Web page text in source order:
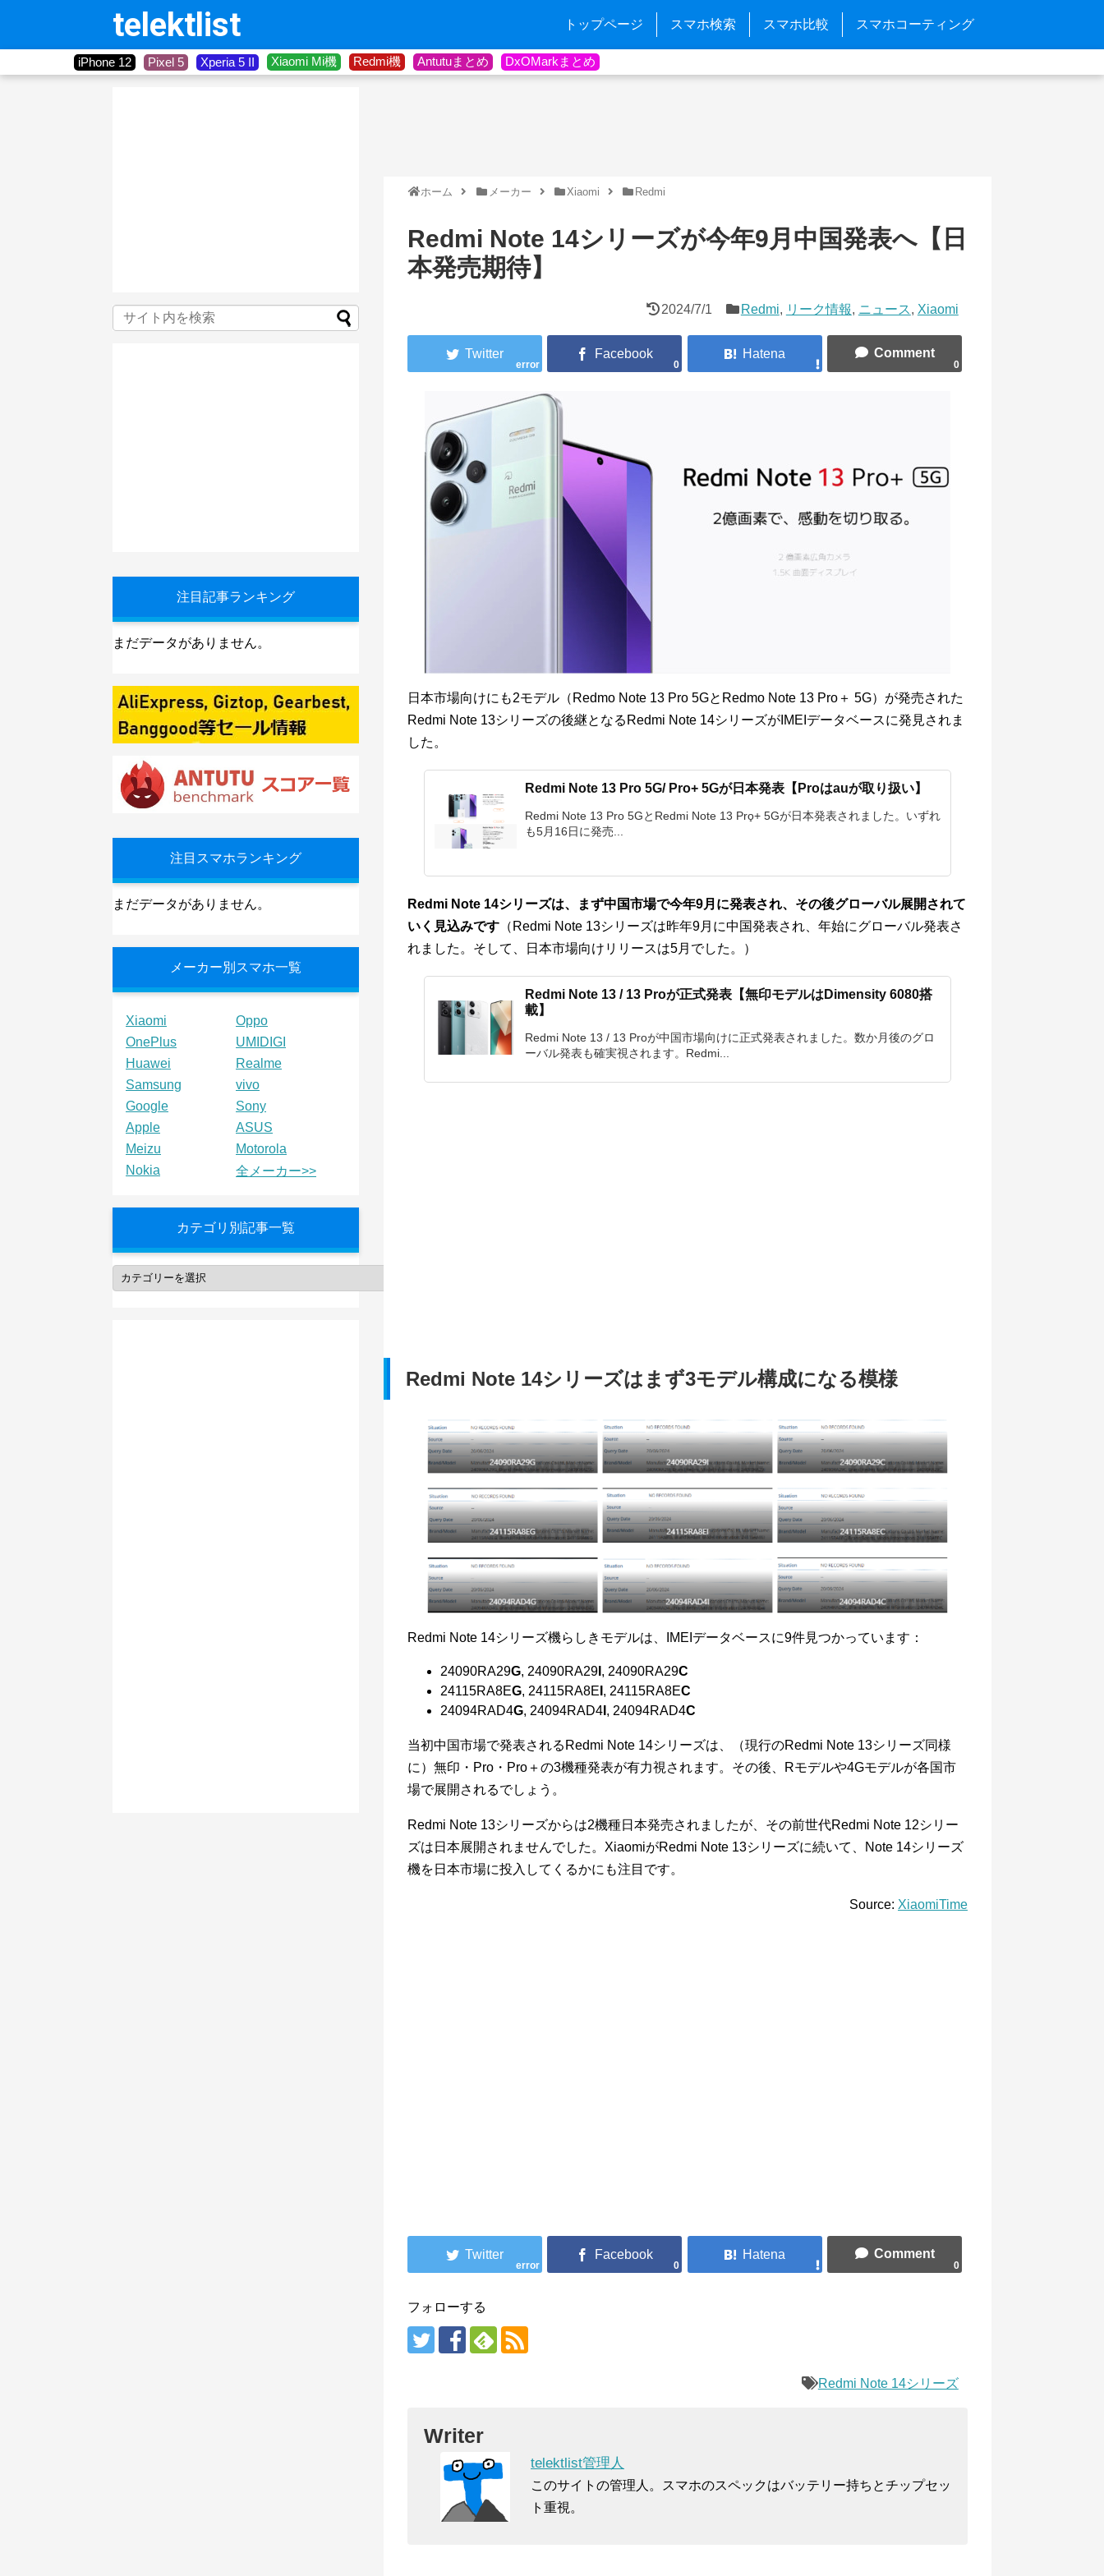
telektlist トップページ スマホ検索 スマホ比較 スマホコーティング
iPhone 12 Pixel 5 Xperia 5 II Xiaomi Mi機 Redmi機 Antutuまとめ DxOMarkまとめ
ホーム メーカー Xiaomi Redmi
Redmi Note 14シリーズが今年9月中国発表へ【日
本発売期待】
2024/7/1 Redmi, リーク情報, ニュース, Xiaomi
error 0 0
日本市場向けにも2モデル（Redmo Note 13 Pro 5GとRedmo Note 13 Pro＋ 5G）が発売された
Redmi Note 13シリーズの後継となるRedmi Note 14シリーズがIMEIデータベースに発見されま
した。
Redmi Note 13 Pro 5G/ Pro+ 5Gが日本発表【Proはauが取り扱い】
Redmi Note 13 Pro 5GとRedmi Note 13 Pro̟+ 5Gが日本発表されました。いずれ
も5月16日に発売...
Redmi Note 14シリーズは、まず中国市場で今年9月に発表され、その後グローバル展開されて
いく見込みです （Redmi Note 13シリーズは昨年9月に中国発表され、年始にグローバル発表さ
れました。そして、日本市場向けリリースは5月でした。）
Redmi Note 13 / 13 Proが正式発表【無印モデルはDimensity 6080搭
載】
Redmi Note 13 / 13 Proが中国市場向けに正式発表されました。数か月後のグロ
ーバル発表も確実視されます。Redmi...
Redmi Note 14シリーズはまず3モデル構成になる模様
Redmi Note 14シリーズ機らしきモデルは、IMEIデータベースに9件見つかっています：
24090RA29G, 24090RA29 , 24090RA29C
24115RA8EG, 24115RA8E , 24115RA8EC
24094RAD4G, 24094RAD4 , 24094RAD4C
当初中国市場で発表されるRedmi Note 14シリーズは、（現行のRedmi Note 13シリーズ同様
に）無印・Pro・Pro＋の3機種発表が有力視されます。その後、Rモデルや4Gモデルが各国市
場で展開されるでしょう。
Redmi Note 13シリーズからは2機種日本発売されましたが、その前世代Redmi Note 12シリー
ズは日本展開されませんでした。XiaomiがRedmi Note 13シリーズに続いて、Note 14シリーズ
機を日本市場に投入してくるかにも注目です。
Source: XiaomiTime
error 0 0
フォローする
Redmi Note 14シリーズ
Writer
telektlist管理人
このサイトの管理人。スマホのスペックはバッテリー持ちとチップセッ
ト重視。
注目記事ランキング
まだデータがありません。
注目スマホランキング
まだデータがありません。
メーカー別スマホ一覧
Xiaomi
Oppo
OnePlus
UMIDIGI
Huawei
Realme
Samsung
vivo
Google
Sony
Apple
ASUS
Meizu
Motorola
Nokia
全メーカー>>
カテゴリ別記事一覧